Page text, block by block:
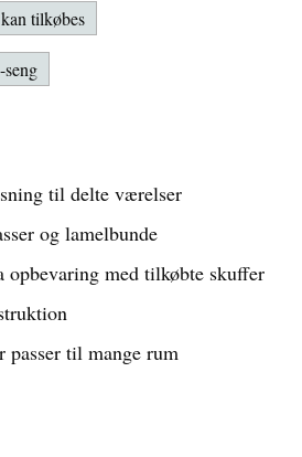
til delte værelser
og lamelbunde
opbevaring med tilkøbte skuffer
passer til mange rum
tilkøbes